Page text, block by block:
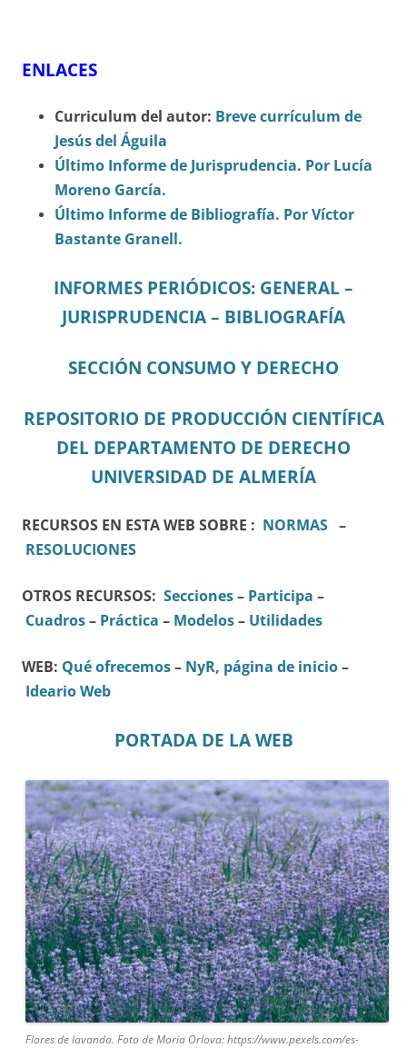
ENLACES
Curriculum del autor: Breve currículum de
Jesús del Águila
Último Informe de Jurisprudencia. Por Lucía
Moreno García.
Último Informe de Bibliografía. Por Víctor
Bastante Granell.
INFORMES PERIÓDICOS: GENERAL –
JURISPRUDENCIA – BIBLIOGRAFÍA
SECCIÓN CONSUMO Y DERECHO
REPOSITORIO DE PRODUCCIÓN CIENTÍFICA
DEL DEPARTAMENTO DE DERECHO
UNIVERSIDAD DE ALMERÍA
RECURSOS EN ESTA WEB SOBRE : NORMAS –
RESOLUCIONES
OTROS RECURSOS: Secciones– Participa –
Cuadros– Práctica – Modelos– Utilidades
WEB: Qué ofrecemos– NyR, página de inicio–
Ideario Web
PORTADA DE LA WEB
Flores de lavanda. Foto de Maria Orlova: https://www.pexels.com/es-